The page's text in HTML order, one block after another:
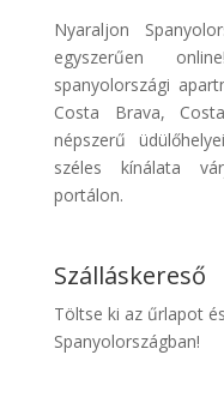
Autóbérlés
Discover
Cars
Transzfer
Taxi
Nyaraljon
egyszerűen
spanyolországi
Costa Brava,
népszerű
széles kínálata
portálon.
Szálláskereső
Töltse ki az űrlapot
Spanyolországban!